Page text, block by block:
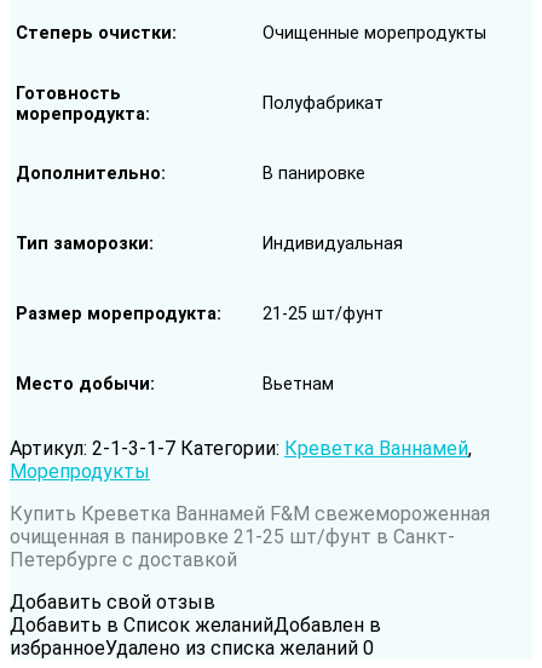
панировке
25
шт/
фунт
Степерь очистки Очищенные морепродукты
Готовность
морепродукта
Полуфабрикат
Дополнительно В панировке
Тип заморозки Индивидуальная
Размер морепродукта 21-25 шт/фунт
Место добычи Вьетнам
Артикул: 2-1-3-1-7 Категории: Креветка Ваннамей,
Морепродукты
Купить Креветка Ваннамей F&M свежемороженная
очищенная в панировке 21-25 шт/фунт в Санкт-
Петербурге с доставкой
Добавить свой отзыв
Добавить в Список желанийДобавлен в
избранноеУдалено из списка желаний 0